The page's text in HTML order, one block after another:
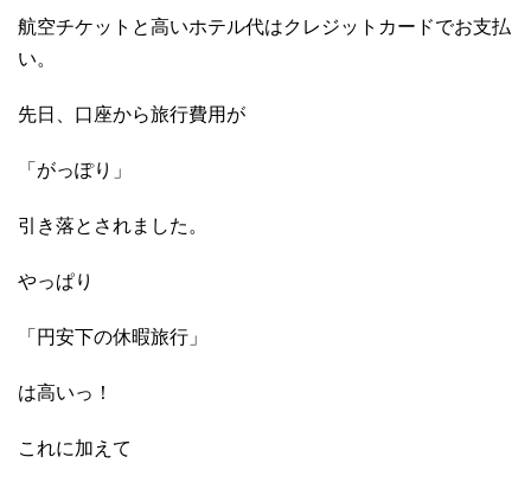
航空チケットと高いホテル代はクレジットカードでお支払
い。
先日、口座から旅行費用が
「がっぽり」
引き落とされました。
やっぱり
「円安下の休暇旅行」
は高いっ！
これに加えて